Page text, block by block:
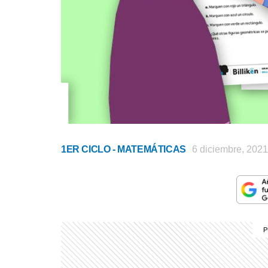
1ER CICLO - MATEMÁTICAS 6 diciembre, 2021